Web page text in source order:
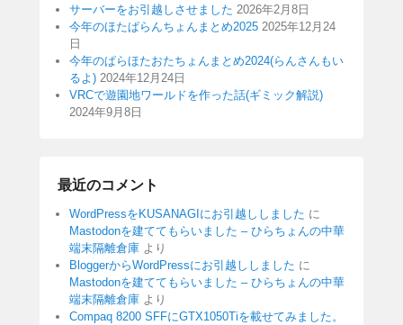
サーバーをお引越しさせました 2026年2月8日
今年のほたぱらんちょんまとめ2025 2025年12月24
日
今年のぱらほたおたちょんまとめ2024(らんさんもい
るよ) 2024年12月24日
VRCで遊園地ワールドを作った話(ギミック解説)
2024年9月8日
最近のコメント
WordPressをKUSANAGIにお引越ししました に
Mastodonを建ててもらいました – ひらちょんの中華
端末隔離倉庫 より
BloggerからWordPressにお引越ししました に
Mastodonを建ててもらいました – ひらちょんの中華
端末隔離倉庫 より
Compaq 8200 SFFにGTX1050Tiを載せてみました。